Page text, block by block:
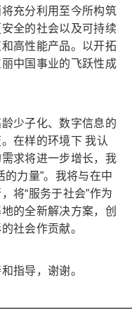
充分利用至今所构筑
全的社会以及可持续
高性能产品。以开拓
中国事业的飞跃性成
少子化、数字信息的
在样的环境下 我认
求将进一步增长，我
的力量”。我将与在中
将“服务于社会”作为
的全新解决方案，创
社会作贡献。
指导，谢谢。